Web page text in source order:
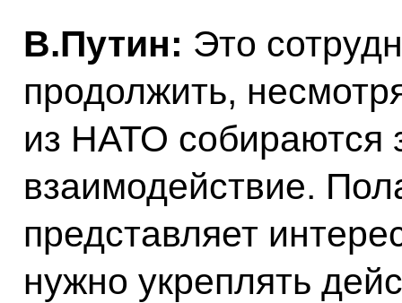
B.Путин: Это
продолжить,
из НАТО собираются
взаимодействие.
представляет
нужно укреплять